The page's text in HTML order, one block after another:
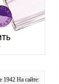
1942 На сайте: